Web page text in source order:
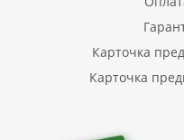
Карточка
Карточка